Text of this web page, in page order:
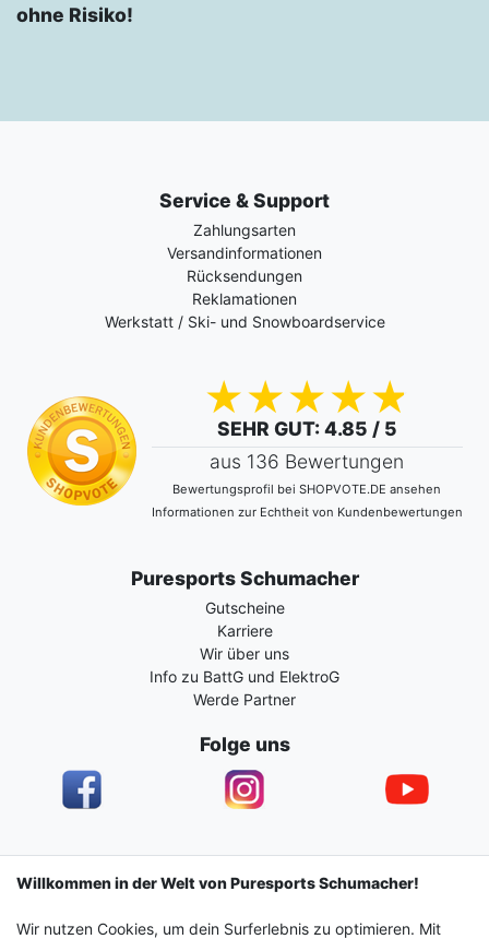
ohne Risiko!
Service & Support
Zahlungsarten
Versandinformationen
Rücksendungen
Reklamationen
Werkstatt / Ski- und Snowboardservice
SEHR GUT: 4.85 / 5
aus 136 Bewertungen
Bewertungsprofil bei SHOPVOTE.DE ansehen
Informationen zur Echtheit von Kundenbewertungen
Puresports Schumacher
Gutscheine
Karriere
Wir über uns
Info zu BattG und ElektroG
Werde Partner
Folge uns
Impressum Daten­schutz­erklärung AGB
Willkommen in der Welt von Puresports Schumacher!
Wir nutzen Cookies, um dein Surferlebnis zu optimieren. Mit